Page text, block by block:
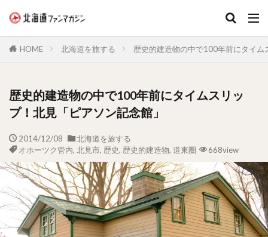
HOME 北海道を旅する 歴史的建造物の中で100年前にタイ
歴史的建造物の中で100年前にタイムスリッ
プ！北見「ピアソン記念館」
2014/12/08
北海道を旅する
オホーツク管内, 北見市, 歴史, 歴史的建造物, 道東圏 668view